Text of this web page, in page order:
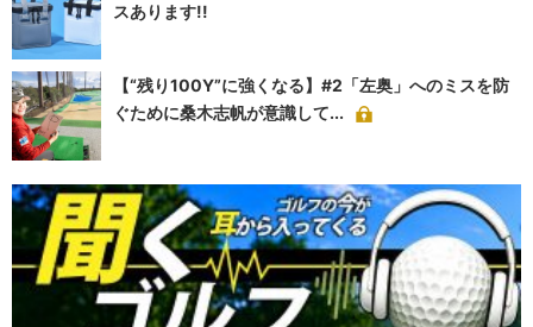
スあります!!
【“残り100Y”に強くなる】#2「左奥」へのミスを防
ぐために桑木志帆が意識して...